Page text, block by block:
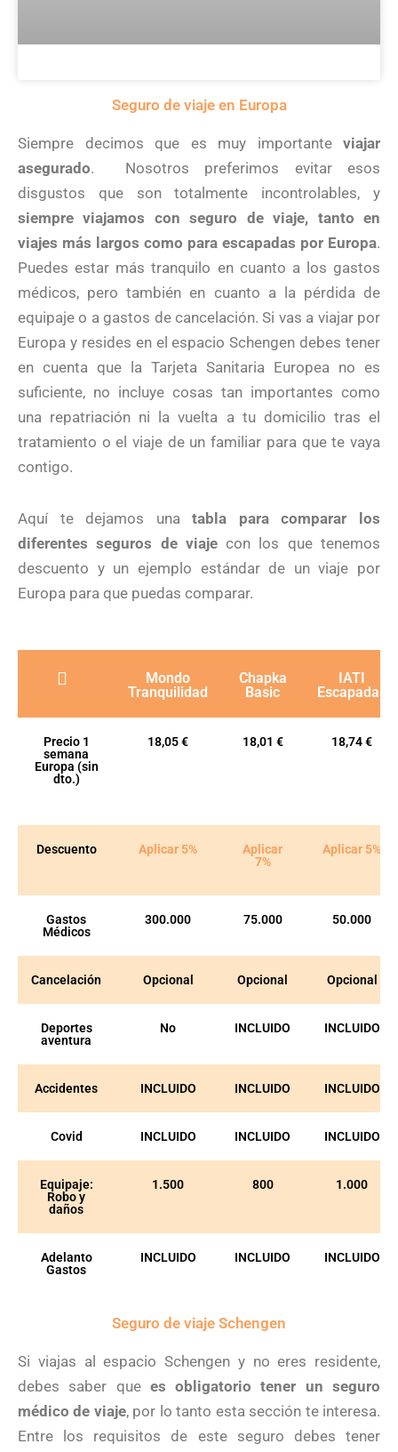
Seguro de viaje en Europa
Siempre decimos que es muy importante viajar
asegurado. Nosotros preferimos evitar esos
disgustos que son totalmente incontrolables, y
siempre viajamos con seguro de viaje, tanto en
viajes más largos como para escapadas por Europa.
Puedes estar más tranquilo en cuanto a los gastos
médicos, pero también en cuanto a la pérdida de
equipaje o a gastos de cancelación. Si vas a viajar por
Europa y resides en el espacio Schengen debes tener
en cuenta que la Tarjeta Sanitaria Europea no es
suficiente, no incluye cosas tan importantes como
una repatriación ni la vuelta a tu domicilio tras el
tratamiento o el viaje de un familiar para que te vaya
contigo.
Aquí te dejamos unatabla para comparar los
diferentes seguros de viajecon los que tenemos
descuento y un ejemplo estándar de un viaje por
Europa para que puedas comparar.
Mondo
Tranquilidad
Chapka
Basic
IATI
Escapadas
Precio 1
semana
Europa (sin
dto.)
18,05 € 18,01 € 18,74 €
Descuento Aplicar 5%
Aplicar
7%
Aplicar 5%
Gastos
Médicos
300.000 75.000 50.000
Cancelación Opcional Opcional Opcional
Deportes
aventura
No INCLUIDO INCLUIDO
Accidentes INCLUIDO INCLUIDO INCLUIDO
Covid INCLUIDO INCLUIDO INCLUIDO
Equipaje:
Robo y
daños
1.500 800 1.000
Adelanto
Gastos
INCLUIDO INCLUIDO INCLUIDO
Seguro de viaje Schengen
Si viajas al espacio Schengen y no eres residente,
debes saber que es obligatorio tener un seguro
médico de viaje, por lo tanto esta sección te interesa.
Entre los requisitos de este seguro debes tener